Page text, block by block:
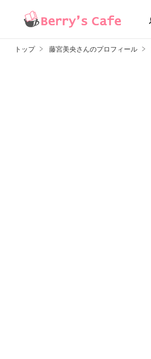
トップ 藤宮美央さんのプロフィール